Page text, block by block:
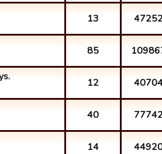
13
85
12
40
14